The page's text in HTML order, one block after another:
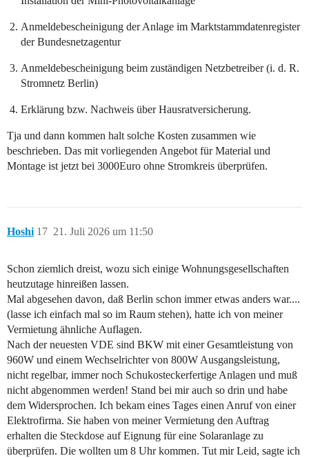
Anmeldebescheinigung der Anlage im Marktstammdatenregister
der Bundesnetzagentur
Anmeldebescheinigung beim zuständigen Netzbetreiber (i. d. R.
Stromnetz Berlin)
Erklärung bzw. Nachweis über Hausratversicherung.
Tja und dann kommen halt solche Kosten zusammen wie
beschrieben. Das mit vorliegenden Angebot für Material und
Montage ist jetzt bei 3000Euro ohne Stromkreis überprüfen.
Hoshi 21. Juli 2026 um 11:50
17
Schon ziemlich dreist, wozu sich einige Wohnungsgesellschaften
heutzutage hinreißen lassen.
Mal abgesehen davon, daß Berlin schon immer etwas anders war....
(lasse ich einfach mal so im Raum stehen), hatte ich von meiner
Vermietung ähnliche Auflagen.
Nach der neuesten VDE sind BKW mit einer Gesamtleistung von
960W und einem Wechselrichter von 800W Ausgangsleistung,
nicht regelbar, immer noch Schukosteckerfertige Anlagen und muß
nicht abgenommen werden! Stand bei mir auch so drin und habe
dem Widersprochen. Ich bekam eines Tages einen Anruf von einer
Elektrofirma. Sie haben von meiner Vermietung den Auftrag
erhalten die Steckdose auf Eignung für eine Solaranlage zu
überprüfen. Die wollten um 8 Uhr kommen. Tut mir Leid, sagte ich